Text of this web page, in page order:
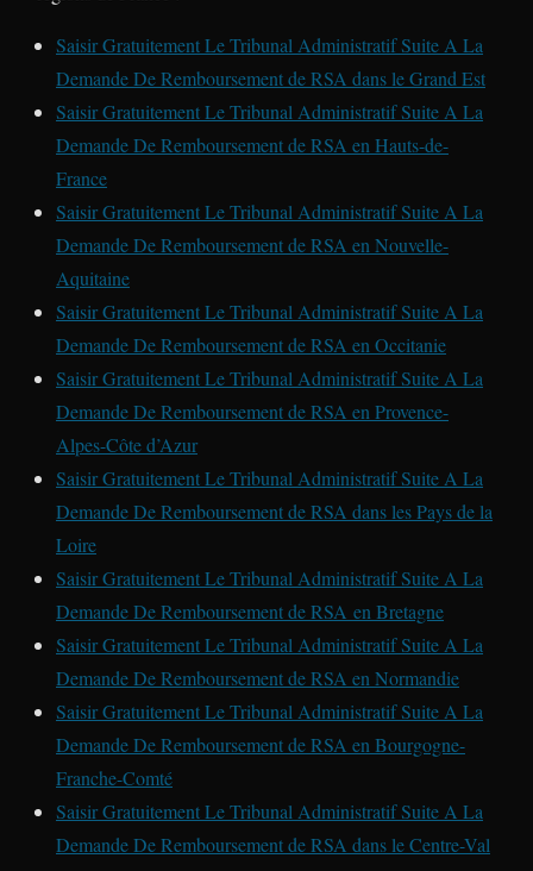
Saisir Gratuitement Le Tribunal Administratif Suite A La
Demande De Remboursement de RSA dans le Grand Est
Saisir Gratuitement Le Tribunal Administratif Suite A La
Demande De Remboursement de RSA en Hauts-de-
France
Saisir Gratuitement Le Tribunal Administratif Suite A La
Demande De Remboursement de RSA en Nouvelle-
Aquitaine
Saisir Gratuitement Le Tribunal Administratif Suite A La
Demande De Remboursement de RSA en Occitanie
Saisir Gratuitement Le Tribunal Administratif Suite A La
Demande De Remboursement de RSA en Provence-
Alpes-Côte d’Azur
Saisir Gratuitement Le Tribunal Administratif Suite A La
Demande De Remboursement de RSA dans les Pays de la
Loire
Saisir Gratuitement Le Tribunal Administratif Suite A La
Demande De Remboursement de RSA en Bretagne
Saisir Gratuitement Le Tribunal Administratif Suite A La
Demande De Remboursement de RSA en Normandie
Saisir Gratuitement Le Tribunal Administratif Suite A La
Demande De Remboursement de RSA en Bourgogne-
Franche-Comté
Saisir Gratuitement Le Tribunal Administratif Suite A La
Demande De Remboursement de RSA dans le Centre-Val